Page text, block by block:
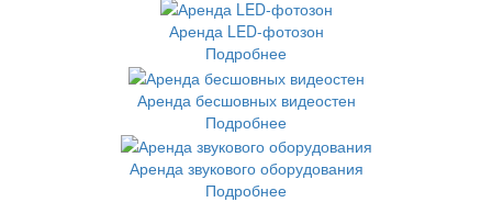
Аренда LED-фотозон
Подробнее
Аренда бесшовных видеостен
Подробнее
Аренда звукового оборудования
Подробнее